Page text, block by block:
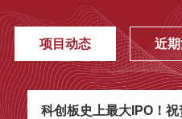
项目动态 近
科创板史上最大IPO！
商业文明中的自由与约束
书《文明寻思录》分享会
海